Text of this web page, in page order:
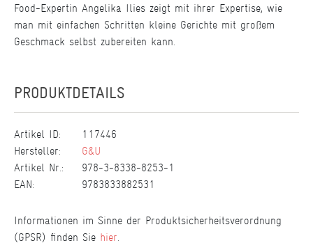
Food-Expertin Angelika Ilies zeigt mit ihrer Expertise, wie
man mit einfachen Schritten kleine Gerichte mit großem
Geschmack selbst zubereiten kann.
PRODUKTDETAILS
Artikel ID:
117446
Hersteller:
G&U
Artikel Nr.:
978-3-8338-8253-1
EAN:
9783833882531
Informationen im Sinne der Produktsicherheitsverordnung
(GPSR) finden Sie hier